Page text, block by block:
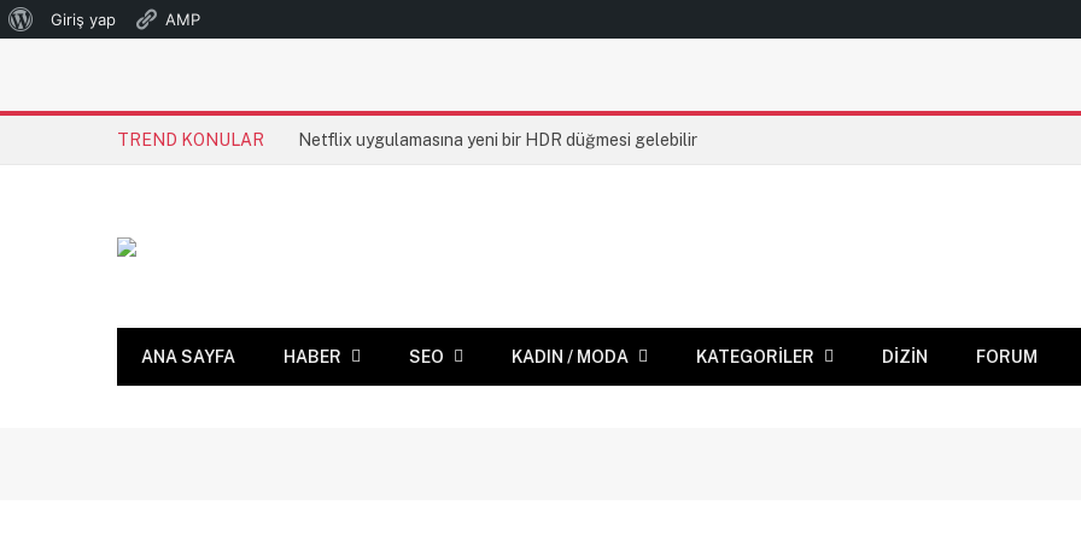
WordPress
Giriş yap AMP
TREND KONULAR Netflix uygulamasına yeni bir HDR düğmesi gelebilir
ANA SAYFA HABER SEO KADIN / MODA KATEGORILER DIZIN FORUM